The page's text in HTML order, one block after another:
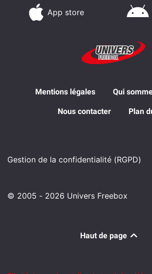
App store
Mentions légales Qui
Nous contacter Plan
Gestion de la confidentialité (RGPD)
© 2005 - 2026 Univers Freebox
Haut de page